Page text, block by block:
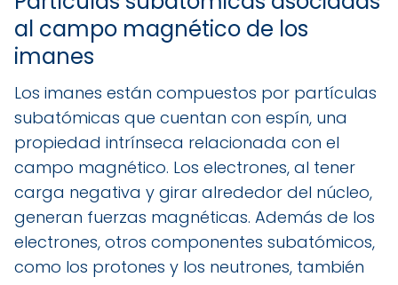
al campo magnético de los
imanes
Los imanes están compuestos por partículas
subatómicas que cuentan con espín, una
propiedad intrínseca relacionada con el
campo magnético. Los electrones, al tener
carga negativa y girar alrededor del núcleo,
generan fuerzas magnéticas. Además de los
electrones, otros componentes subatómicos,
como los protones y los neutrones, también